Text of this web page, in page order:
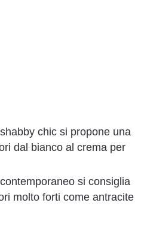
chic si propone una
dal bianco al crema per
si consiglia
molto forti come antracite